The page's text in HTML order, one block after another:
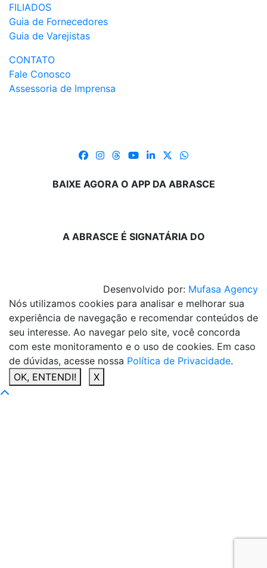
FILIADOS
Guia de Fornecedores
Guia de Varejistas
CONTATO
Fale Conosco
Assessoria de Imprensa
BAIXE AGORA O APP DA ABRASCE
A ABRASCE É SIGNATÁRIA DO
Desenvolvido por: Mufasa Agency
Nós utilizamos cookies para analisar e melhorar sua
experiência de navegação e recomendar conteúdos de
seu interesse. Ao navegar pelo site, você concorda
com este monitoramento e o uso de cookies. Em caso
de dúvidas, acesse nossa Política de Privacidade.
OK, ENTENDI!
X